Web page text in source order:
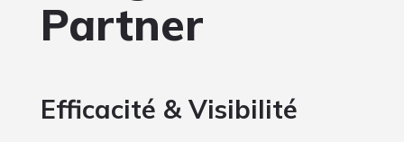
Partner
Efficacité & Visibilité